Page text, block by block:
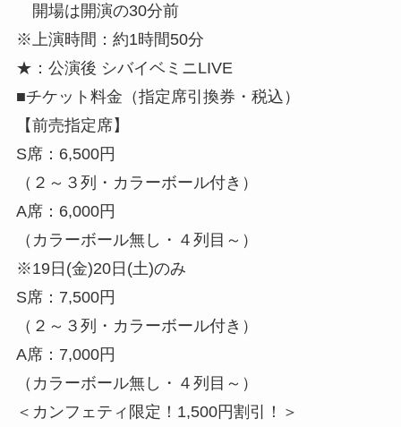
開場は開演の30分前
※上演時間：約1時間50分
★：公演後 シバイベミニLIVE
■チケット料金（指定席引換券・税込）
【前売指定席】
S席：6,500円
（２～３列・カラーボール付き）
A席：6,000円
（カラーボール無し・４列目～）
※19日(金)20日(土)のみ
S席：7,500円
（２～３列・カラーボール付き）
A席：7,000円
（カラーボール無し・４列目～）
＜カンフェティ限定！1,500円割引！＞